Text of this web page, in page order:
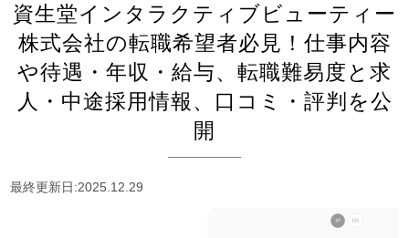
資生堂インタラクティブビューティー
株式会社の転職希望者必見！仕事内容
や待遇・年収・給与、転職難易度と求
人・中途採用情報、口コミ・評判を公
開
最終更新日:2025.12.29